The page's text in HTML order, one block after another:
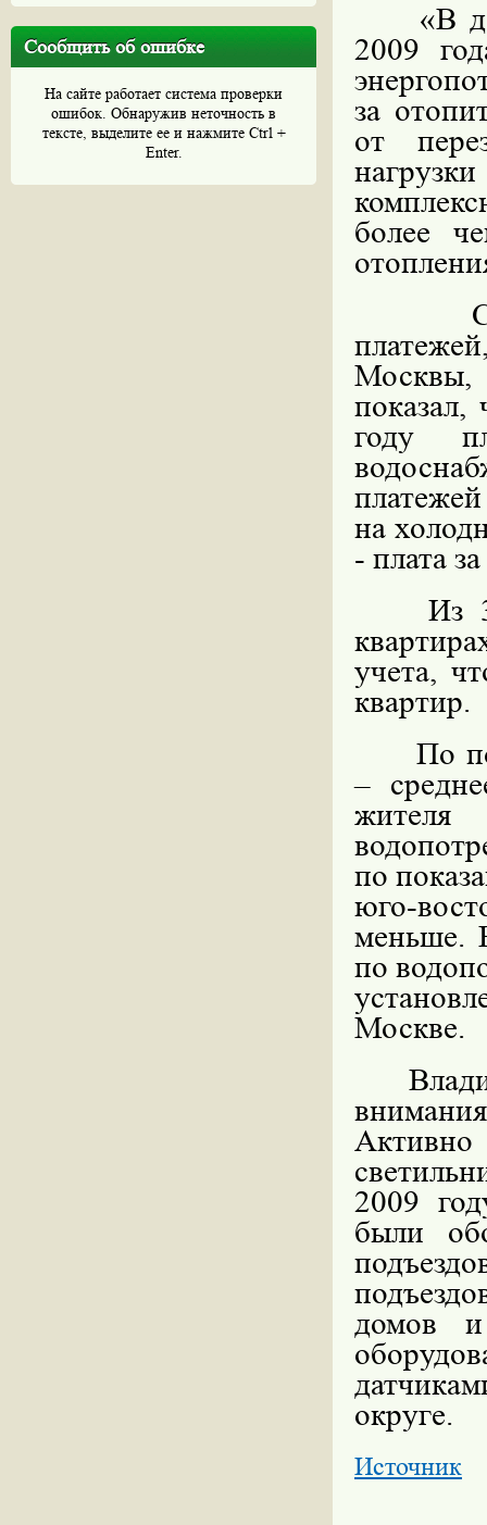
Сообщить об ошибке
На сайте работает система проверки
ошибок. Обнаружив неточность в
тексте, выделите ее и нажмите Ctrl +
Enter.
«В
2009
за
от
более
Москвы,
году
на
- плата за
Из
учета,
квартир.
По
–
по
юго-
меньше.
по
Москве.
Активно
2009
были
домов и
округе.
Источник